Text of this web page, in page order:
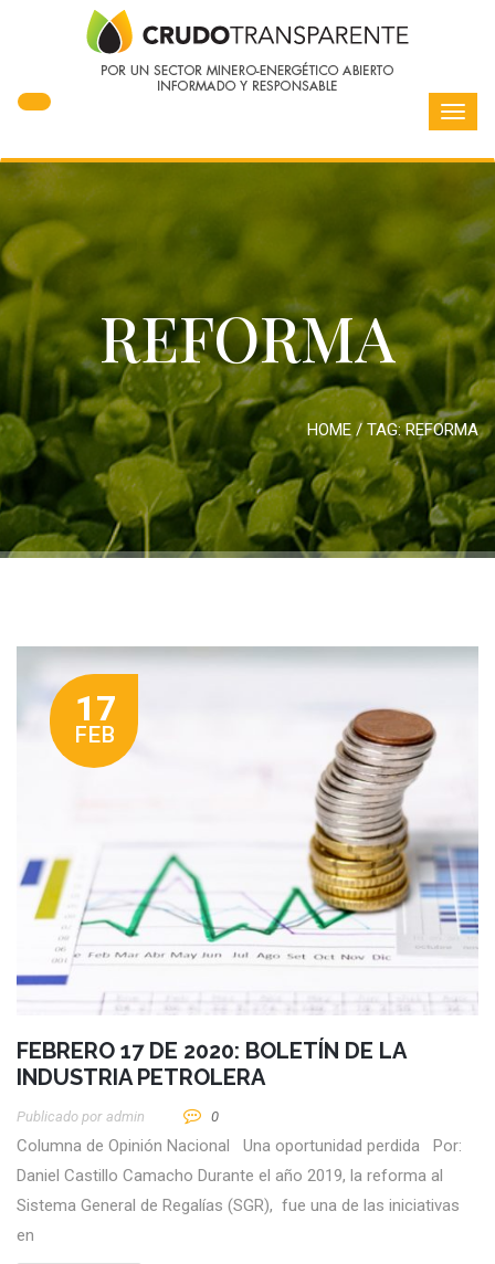
REFORMA
HOME/ TAG:REFORMA
17
FEB
FEBRERO 17 DE 2020: BOLETÍN DE LA
INDUSTRIA PETROLERA
Publicado por Admin 0
Columna de Opinión Nacional Una oportunidad perdida Por:
Daniel Castillo Camacho Durante el año 2019, la reforma al
Sistema General de Regalías (SGR), fue una de las iniciativas
en